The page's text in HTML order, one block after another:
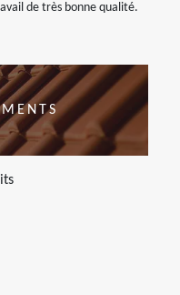
de très bonne qualité.